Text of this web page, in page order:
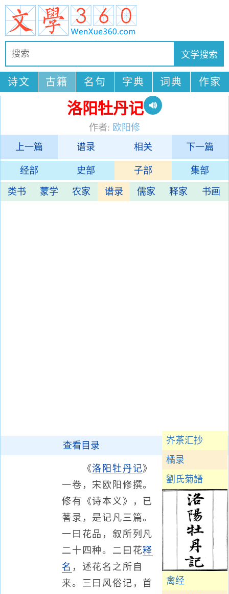
诗文 古籍 名句 字典 词典 作家
洛阳牡丹记
作者: 欧阳修
上一篇
谱录 相关 下一篇
经部 史部 子部 集部
类书 蒙学 农家 谱录 儒家 释家 书画
岕茶汇抄
橘录
劉氏菊譜
禽经
查看目录
《洛阳牡丹记》
一卷，宋欧阳修撰。
修有《诗本义》，已
著录，是记凡三篇。
一曰花品，叙所列凡
二十四种。二曰花释
名 ，述花名之所自
来。三曰风俗记，首